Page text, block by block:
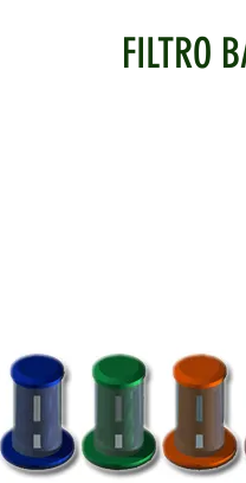
FILTRO